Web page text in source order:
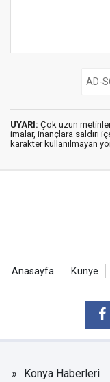
UYARI: Çok uzun
imalar, inançlara saldırı
karakter kullanılmayan
Anasayfa Künye
Konya Haberleri